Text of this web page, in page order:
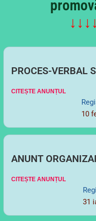
ANUNT
PV REZULTAT